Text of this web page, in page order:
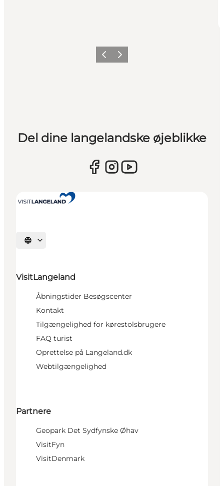
ForrigeNæste
Del dine langelandske øjeblikke
Vælg sprog
VisitLangeland
Åbningstider Besøgscenter
Kontakt
Tilgængelighed for kørestolsbrugere
FAQ turist
Oprettelse på Langeland.dk
Webtilgængelighed
Partnere
Geopark Det Sydfynske Øhav
VisitFyn
VisitDenmark